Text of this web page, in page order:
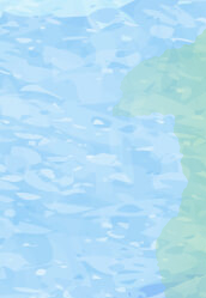
の
位
置
を
記
し
た